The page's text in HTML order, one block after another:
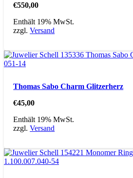
€550,00
Enthält 19% MwSt.
zzgl.Versand
Thomas Sabo Charm Glitzerherz
€45,00
Enthält 19% MwSt.
zzgl.Versand